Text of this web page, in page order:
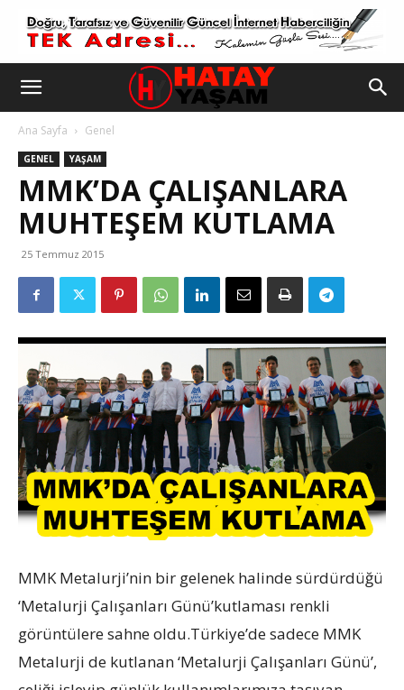
Ana Sayfa Genel
GENEL YAŞAM
MMK’DA ÇALIŞANLARA
MUHTEŞEM KUTLAMA
25 Temmuz 2015
MMK Metalurji’nin bir gelenek halinde sürdürdüğü
‘Metalurji Çalışanları Günü’kutlaması renkli
görüntülere sahne oldu.Türkiye’de sadece MMK
Metalurji de kutlanan ‘Metalurji Çalışanları Günü’,